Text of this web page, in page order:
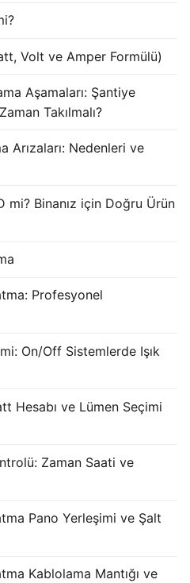
Çeşitleri Nelerdir?
LEDLine Serisi
DOTLED Serisi
WallWasher Serisi
SSS
English
Arabic
Volt ve Amper Formülü)
Aşamaları: Şantiye
Takılmalı?
Arızaları: Nedenleri ve
mi? Binanız için Doğru Ürün
Profesyonel
On/Off Sistemlerde Işık
Hesabı ve Lümen Seçimi
Zaman Saati ve
Pano Yerleşimi ve Şalt
Kablolama Mantığı ve